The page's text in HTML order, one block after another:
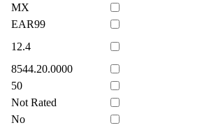
MX
EAR99
12.4
8544.20.0000
50
Not Rated
No